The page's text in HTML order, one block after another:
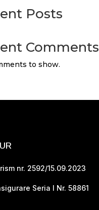
Posts
Comments
to show.
nr. 2592/15.09.2023
Seria I Nr. 58861